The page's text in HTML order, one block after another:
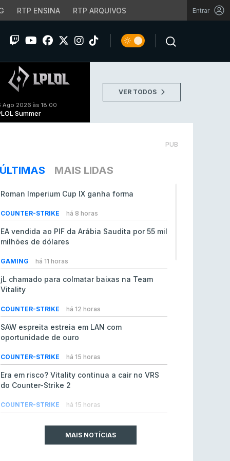
RTP ENSINA RTP ARQUIVOS Entrar
Ago 2026 às 18:00
Summer
VER TODOS
PUB
ÚLTIMAS MAIS LIDAS
Roman Imperium Cup IX ganha forma
COUNTER-STRIKE há 8 horas
EA vendida ao PIF da Arábia Saudita por 55 mil
milhões de dólares
GAMING há 11 horas
jL chamado para colmatar baixas na Team
Vitality
COUNTER-STRIKE há 12 horas
SAW espreita estreia em LAN com
oportunidade de ouro
COUNTER-STRIKE há 15 horas
Era em risco? Vitality continua a cair no VRS
do Counter-Strike 2
COUNTER-STRIKE há 15 horas
comunitários de League of Legends
MAIS NOTÍCIAS